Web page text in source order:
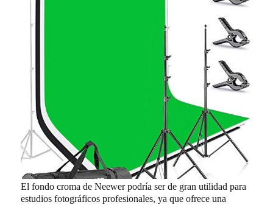
El fondo croma de Neewer podría ser de gran utilidad para
estudios fotográficos profesionales, ya que ofrece una